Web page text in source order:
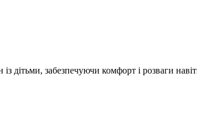
дітьми, забезпечуючи комфорт і розваги